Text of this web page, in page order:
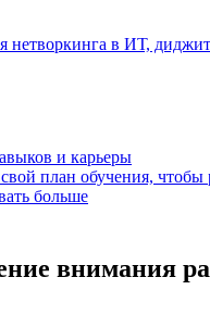
нетворкинга в ИТ,
и карьеры
план обучения, чтобы
больше
внимания